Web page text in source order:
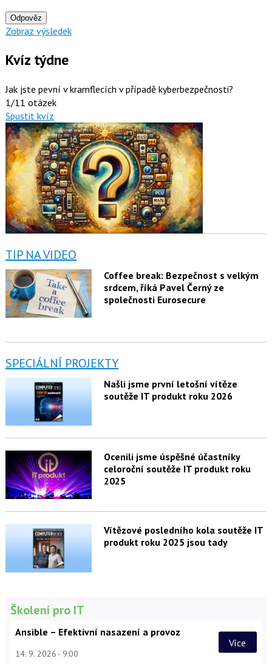
Odpověz
Zobraz výsledek
Kvíz týdne
Jak jste pevní v kramflecích v případě kyberbezpečnosti?
1/11 otázek
Spustit kvíz
TIP NA VIDEO
Coffee break: Bezpečnost s velkým
srdcem, říká Pavel Černý ze
společnosti Eurosecure
SPECIÁLNÍ PROJEKTY
Našli jsme první letošní vítěze
soutěže IT produkt roku 2026
Ocenili jsme úspěšné účastníky
celoroční soutěže IT produkt roku
2025
Vítězové posledního kola soutěže IT
produkt roku 2025 jsou tady
Školení pro IT
Ansible – Efektivní nasazení a provoz
14. 9. 2026 9:00
Více